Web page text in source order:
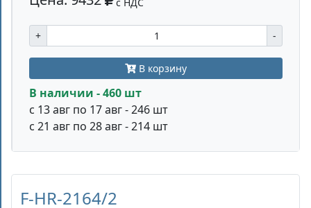
+ -
В корзину
В наличии - 460 шт
с 13 авг по 17 авг - 246 шт
с 21 авг по 28 авг - 214 шт
F-HR-2164/2